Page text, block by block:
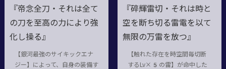
『帝念全刀・それは全て
の刀を至高の力により強
化し操る』
【銀河最強のサイキックエナ
ジー】によって、自身の装備す
『碎輝雷切・それは時と
空を断ち切る雷電を以て
無限の万雷を放つ』
【触れた存在を時空間毎切断
するLv×5の雷】が命中した